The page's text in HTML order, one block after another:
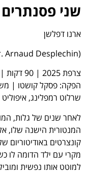
שני פסנתרים
ארנו דפלשן
(Two Pianos, dir. Arnaud Desplechin)
צרפת
הפקה: פסקל קושטו |
שרלוט רמפלינג,
לאחר שנים של גלות,
המנטורית הישנה שלו,
קונצרטים באודיטוריום
מקרי עם ילד הדומה לו
למוטט אותו נפשית